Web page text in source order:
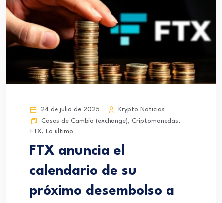
24 de julio de 2025
Krypto Noticias
Casas de Cambio (exchange), Criptomonedas,
FTX, Lo último
FTX anuncia el
calendario de su
próximo desembolso a